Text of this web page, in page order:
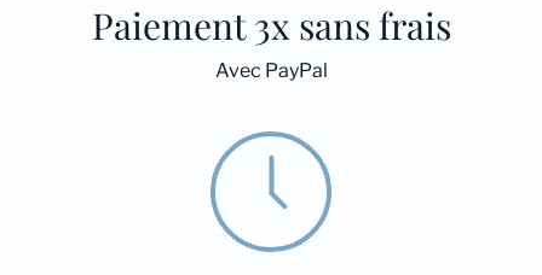
Paiement 3x sans frais
Avec PayPal